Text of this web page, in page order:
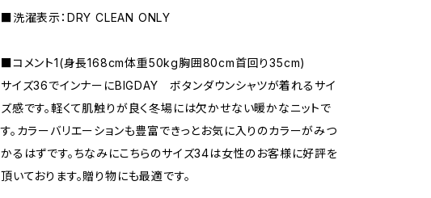
■洗濯表示：DRY CLEAN ONLY
■コメント1(身長168cm体重50kg胸囲80cm首回り35cm)
サイズ36でインナーにBIGDAY ボタンダウンシャツが着れるサイ
ズ感です。軽くて肌触りが良く冬場には欠かせない暖かなニットで
す。カラーバリエーションも豊富できっとお気に入りのカラーがみつ
かるはずです。ちなみにこちらのサイズ34は女性のお客様に好評を
頂いております。贈り物にも最適です。